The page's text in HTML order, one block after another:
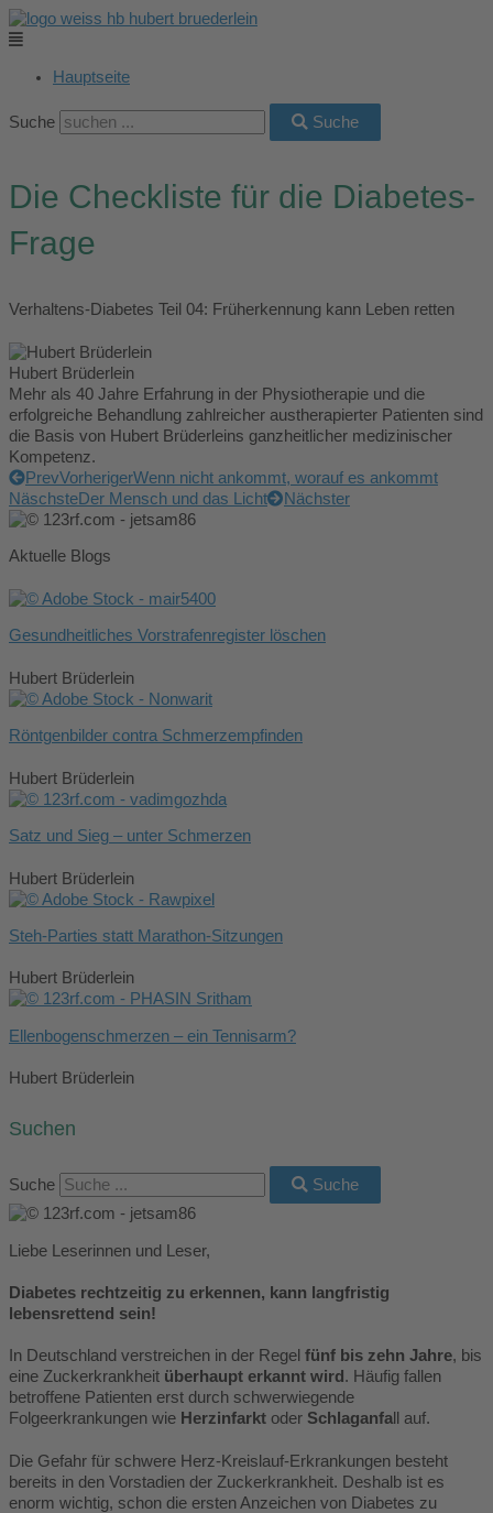
Zum
Inhalt
springen
Main
Menu
Hauptseite
Suche Suche
Die Checkliste für die Diabetes-
Frage
Verhaltens-Diabetes Teil 04: Früherkennung kann Leben retten
Hubert Brüderlein
Mehr als 40 Jahre Erfahrung in der Physiotherapie und die
erfolgreiche Behandlung zahlreicher austherapierter Patienten sind
die Basis von Hubert Brüderleins ganzheitlicher medizinischer
Kompetenz.
PrevVorherigerWenn nicht ankommt, worauf es ankommt
NäschsteDer Mensch und das Licht Nächster
Aktuelle Blogs
Gesundheitliches Vorstrafenregister löschen
Hubert Brüderlein
Röntgenbilder contra Schmerzempfinden
Hubert Brüderlein
Satz und Sieg – unter Schmerzen
Hubert Brüderlein
Steh-Parties statt Marathon-Sitzungen
Hubert Brüderlein
Ellenbogenschmerzen – ein Tennisarm?
Hubert Brüderlein
Suchen
Suche Suche
Liebe Leserinnen und Leser,
Diabetes rechtzeitig zu erkennen, kann langfristig
lebensrettend sein!
In Deutschland verstreichen in der Regel fünf bis zehn Jahre, bis
eine Zuckerkrankheit überhaupt erkannt wird . Häufig fallen
betroffene Patienten erst durch schwerwiegende
Folgeerkrankungen wie Herzinfarkt oder Schlaganfall auf.
Die Gefahr für schwere Herz-Kreislauf-Erkrankungen besteht
bereits in den Vorstadien der Zuckerkrankheit. Deshalb ist es
enorm wichtig, schon die ersten Anzeichen von Diabetes zu
Main
Menu
Main
Menu
Main
Menu
Main
Menu